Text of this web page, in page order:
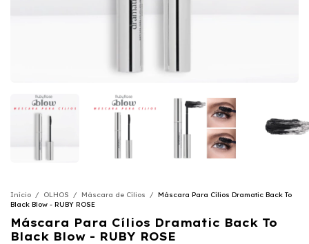
Início / OLHOS / Máscara de Cílios / Máscara Para Cílios Dramatic Back To
Black Blow - RUBY ROSE
Máscara Para Cílios Dramatic Back To
Black Blow - RUBY ROSE